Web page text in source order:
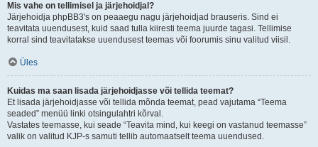
Mis vahe on tellimisel ja järjehoidjal?
Järjehoidja phpBB3's on peaaegu nagu järjehoidjad brauseris. Sind ei
teavitata uuendusest, kuid saad tulla kiiresti teema juurde tagasi. Tellimise
korral sind teavitatakse uuendusest teemas või foorumis sinu valitud viisil.
Üles
Kuidas ma saan lisada järjehoidjasse või tellida teemat?
Et lisada järjehoidjasse või tellida mõnda teemat, pead vajutama “Teema
seaded” menüü linki otsingulahtri kõrval.
Vastates teemasse, kui seade “Teavita mind, kui keegi on vastanud teemasse”
valik on valitud KJP-s samuti tellib automaatselt teema uuendused.